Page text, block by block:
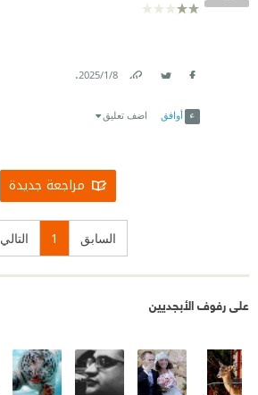
8‏/1‏/2025
.
أوافق اضف تعليق
مراجعة جديدة
السابق 1 التالي
على رفوف الأبجديين